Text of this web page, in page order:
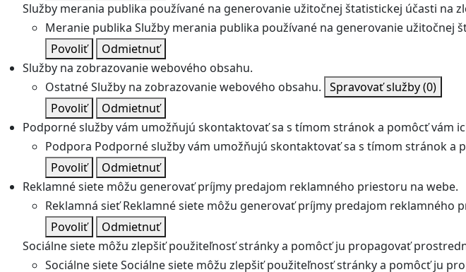
Služby merania publika používané na generovanie užitočnej štatistickej účasti na
Meranie publika Služby merania publika používané na generovanie užitočnej
Povoliť
Odmietnuť
Služby na zobrazovanie webového obsahu.
OstatnéSlužby na zobrazovanie webového obsahu. Spravovať služby(0)
Povoliť
Odmietnuť
Podporné služby vám umožňujú skontaktovať sa s tímom stránok a pomôcť vám
Podpora Podporné služby vám umožňujú skontaktovať sa s tímom stránok a
Povoliť
Odmietnuť
Reklamné siete môžu generovať príjmy predajom reklamného priestoru na webe.
Reklamná sieť Reklamné siete môžu generovať príjmy predajom reklamného
Povoliť
Odmietnuť
Sociálne siete môžu zlepšiť použiteľnosť stránky a pomôcť ju propagovať
Sociálne sieteSociálne siete môžu zlepšiť použiteľnosť stránky a pomôcť ju